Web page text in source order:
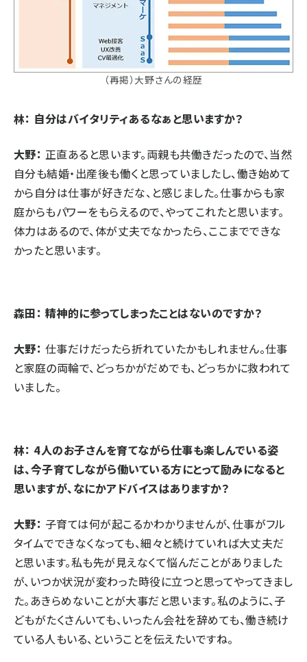
（再掲）大野さんの経歴
林： 自分はバイタリティあるなぁと思いますか？
大野： 正直あると思います。両親も共働きだったので、当然
自分も結婚・出産後も働くと思っていましたし、働き始めて
から自分は仕事が好きだな、と感じました。仕事からも家
庭からもパワーをもらえるので、やってこれたと思います。
体力はあるので、体が丈夫でなかったら、ここまでできな
かったと思います。
森田： 精神的に参ってしまったことはないのですか？
大野： 仕事だけだったら折れていたかもしれません。仕事
と家庭の両輪で、どっちかがだめでも、どっちかに救われて
いました。
林： 4人のお子さんを育てながら仕事も楽しんでいる姿
は、今子育てしながら働いている方にとって励みになると
思いますが、なにかアドバイスはありますか？
大野： 子育ては何が起こるかわかりませんが、仕事がフル
タイムでできなくなっても、細々と続けていれば大丈夫だ
と思います。私も先が見えなくて悩んだことがありました
が、いつか状況が変わった時役に立つと思ってやってきまし
た。あきらめないことが大事だと思います。私のように、子
どもがたくさんいても、いったん会社を辞めても、働き続け
ている人もいる、ということを伝えたいですね。